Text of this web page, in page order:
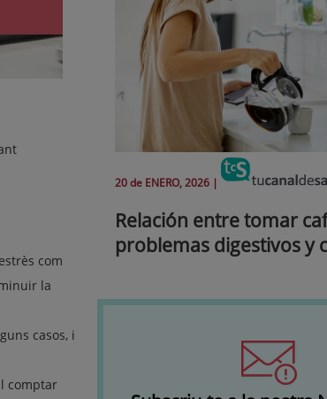
com
la
casos, i
comptar
20 de ENERO, 2026 |
Relación entre tomar
problemas digestivos y